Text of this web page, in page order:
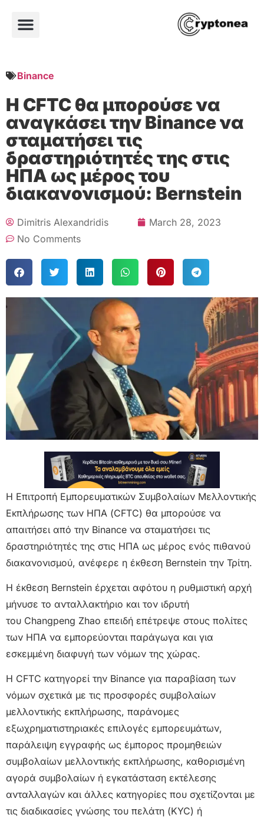
Binance
Η CFTC θα μπορούσε να
αναγκάσει την Binance να
σταματήσει τις
δραστηριότητές της στις
ΗΠΑ ως μέρος του
διακανονισμού: Bernstein
Dimitris Alexandridis
March 28, 2023
No Comments
Η Επιτροπή Εμπορευματικών Συμβολαίων Μελλοντικής
Εκπλήρωσης των ΗΠΑ (CFTC) θα μπορούσε να
απαιτήσει από την Binance να σταματήσει τις
δραστηριότητές της στις ΗΠΑ ως μέρος ενός πιθανού
διακανονισμού, ανέφερε η έκθεση Bernstein την Τρίτη.
Η έκθεση Bernstein έρχεται αφότου η ρυθμιστική αρχή
μήνυσε το ανταλλακτήριο και τον ιδρυτή
του Changpeng Zhao επειδή επέτρεψε στους πολίτες
των ΗΠΑ να εμπορεύονται παράγωγα και για
εσκεμμένη διαφυγή των νόμων της χώρας.
Η CFTC κατηγορεί την Binance για παραβίαση των
νόμων σχετικά με τις προσφορές συμβολαίων
μελλοντικής εκπλήρωσης, παράνομες
εξωχρηματιστηριακές επιλογές εμπορευμάτων,
παράλειψη εγγραφής ως έμπορος προμηθειών
συμβολαίων μελλοντικής εκπλήρωσης, καθορισμένη
αγορά συμβολαίων ή εγκατάσταση εκτέλεσης
ανταλλαγών και άλλες κατηγορίες που σχετίζονται με
τις διαδικασίες γνώσης του πελάτη (KYC) ή